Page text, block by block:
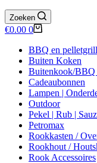
Zoeken
Winkelwagen
€0.00 0
BBQ en pelletgrill
Buiten Koken
Buitenkook/BBQ
Cadeaubonnen
Lampen |
Outdoor
Pekel | Rub |
Petromax
Rookkasten /
Rookhout /
Rook Accessoires